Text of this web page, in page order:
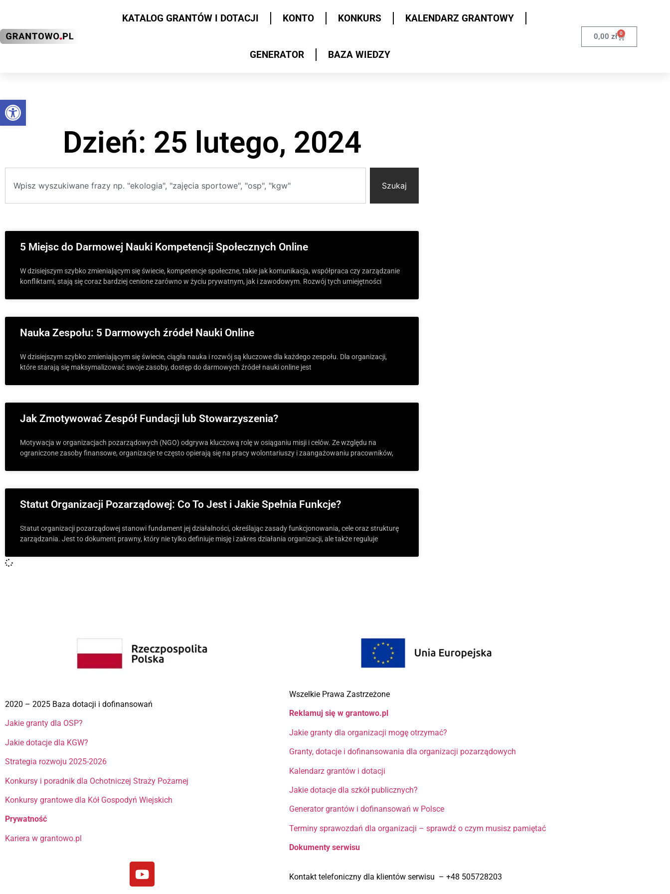
Otwórz pasek narzędzi
KATALOG GRANTÓW I DOTACJI KONTO KONKURS KALENDARZ GRANTOWY
GENERATOR BAZA WIEDZY
0,00zł 0
Dzień: 25 lutego, 2024
Szukaj
5 Miejsc do Darmowej Nauki Kompetencji Społecznych Online
W dzisiejszym szybko zmieniającym się świecie, kompetencje społeczne, takie jak komunikacja, współpraca czy zarządzanie
konfliktami, stają się coraz bardziej cenione zarówno w życiu prywatnym, jak i zawodowym. Rozwój tych umiejętności
Nauka Zespołu: 5 Darmowych źródeł Nauki Online
W dzisiejszym szybko zmieniającym się świecie, ciągła nauka i rozwój są kluczowe dla każdego zespołu. Dla organizacji,
które starają się maksymalizować swoje zasoby, dostęp do darmowych źródeł nauki online jest
Jak Zmotywować Zespół Fundacji lub Stowarzyszenia?
Motywacja w organizacjach pozarządowych (NGO) odgrywa kluczową rolę w osiąganiu misji i celów. Ze względu na
ograniczone zasoby finansowe, organizacje te często opierają się na pracy wolontariuszy i zaangażowaniu pracowników,
Statut Organizacji Pozarządowej: Co To Jest i Jakie Spełnia Funkcje?
Statut organizacji pozarządowej stanowi fundament jej działalności, określając zasady funkcjonowania, cele oraz strukturę
zarządzania. Jest to dokument prawny, który nie tylko definiuje misję i zakres działania organizacji, ale także reguluje
2020 – 2025 Baza dotacji i dofinansowań
Jakie granty dla OSP?
Jakie dotacje dla KGW?
Strategia rozwoju 2025-2026
Konkursy i poradnik dla Ochotniczej Straży Pożarnej
Konkursy grantowe dla Kół Gospodyń Wiejskich
Prywatność
Kariera w grantowo.pl
Wszelkie Prawa Zastrzeżone
Reklamuj się w grantowo.pl
Jakie granty dla organizacji mogę otrzymać?
Granty, dotacje i dofinansowania dla organizacji pozarządowych
Kalendarz grantów i dotacji
Jakie dotacje dla szkół publicznych?
Generator grantów i dofinansowań w Polsce
Terminy sprawozdań dla organizacji – sprawdź o czym musisz pamiętać
Dokumenty serwisu
Kontakt telefoniczny dla klientów serwisu – +48 505728203